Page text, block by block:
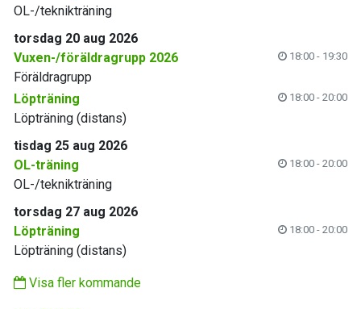
OL-/teknikträning
torsdag 20 aug 2026
Vuxen-/föräldragrupp 2026
18:00 - 19:30
Föräldragrupp
Löpträning
18:00 - 20:00
Löpträning (distans)
tisdag 25 aug 2026
OL-träning
18:00 - 20:00
OL-/teknikträning
torsdag 27 aug 2026
Löpträning
18:00 - 20:00
Löpträning (distans)
Visa fler kommande